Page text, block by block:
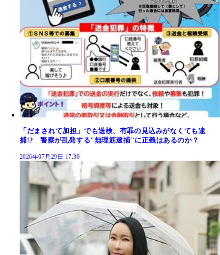
「だまされて加担」でも送検、有罪の見込みがなくても逮
捕!? 警察が乱発する"無理筋逮捕"に正義はあるのか？
2026年07月29日 17:30